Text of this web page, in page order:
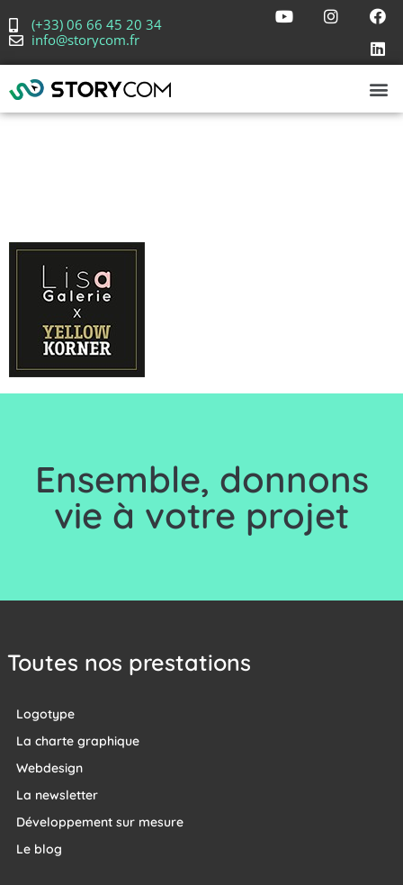
(+33) 06 66 45 20 34
info@storycom.fr
Ensemble, donnons
vie à votre projet
Toutes nos prestations
Logotype
La charte graphique
Webdesign
La newsletter
Développement sur mesure
Le blog